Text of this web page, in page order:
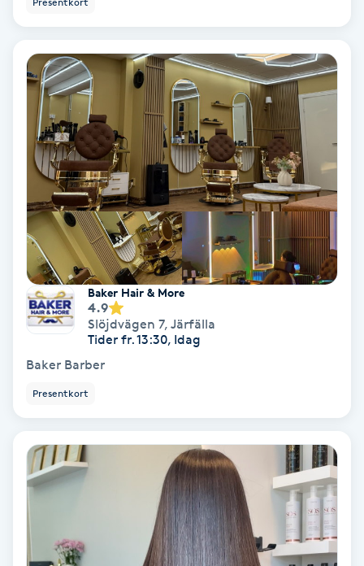
Babylights
Balayage
Bambumassage
Barber
Barnklippning
BIAB
Bottenfärg
Brynformning
Brynfärgning
Brynplockning
Baker Hair & More
4.9
Slöjdvägen 7, Järfälla
Tider fr. 13:30, Idag
Baker Barber
Presentkort